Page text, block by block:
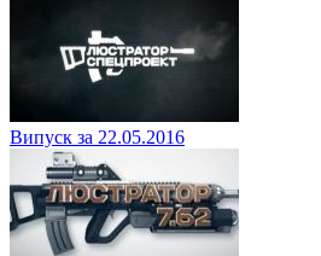
Випуск за 22.05.2016